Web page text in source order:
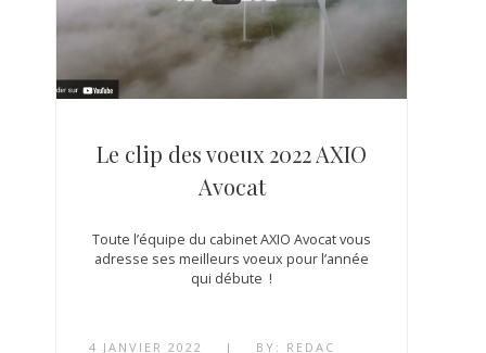
Le clip des voeux 2022 AXIO
Avocat
Toute l’équipe du cabinet AXIO Avocat vous
adresse ses meilleurs voeux pour l’année
qui débute !
4 JANVIER 2022 | BY: REDAC